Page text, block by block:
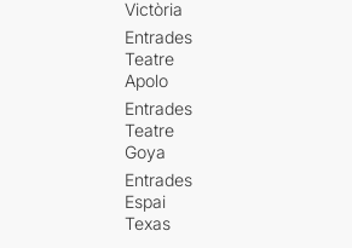
Victòria
Entrades
Teatre
Apolo
Entrades
Teatre
Goya
Entrades
Espai
Texas